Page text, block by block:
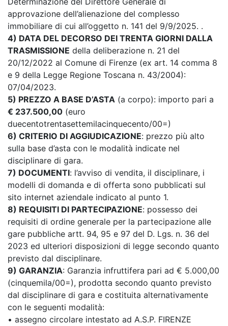
approvazione dell’alienazione del complesso
immobiliare di cui all’oggetto n. 141 del 9/9/2025. .
4) DATA DEL DECORSO DEI TRENTA GIORNI DALLA
TRASMISSIONE della deliberazione n. 21 del
20/12/2022 al Comune di Firenze (ex art. 14 comma 8
e 9 della Legge Regione Toscana n. 43/2004):
07/04/2023.
5) PREZZO A BASE D’ASTA (a corpo): importo pari a
€ 237.500,00 (euro
duecentotrentasettemilacinquecento/00=)
6) CRITERIO DI AGGIUDICAZIONE: prezzo più alto
sulla base d’asta con le modalità indicate nel
disciplinare di gara.
7) DOCUMENTI: l’avviso di vendita, il disciplinare, i
modelli di domanda e di offerta sono pubblicati sul
sito internet aziendale indicato al punto 1.
8) REQUISITI DI PARTECIPAZIONE: possesso dei
requisiti di ordine generale per la partecipazione alle
gare pubbliche artt. 94, 95 e 97 del D. Lgs. n. 36 del
2023 ed ulteriori disposizioni di legge secondo quanto
previsto dal disciplinare.
9) GARANZIA: Garanzia infruttifera pari ad € 5.000,00
(cinquemila/00=), prodotta secondo quanto previsto
dal disciplinare di gara e costituita alternativamente
con le seguenti modalità:
• assegno circolare intestato ad A.S.P. FIRENZE